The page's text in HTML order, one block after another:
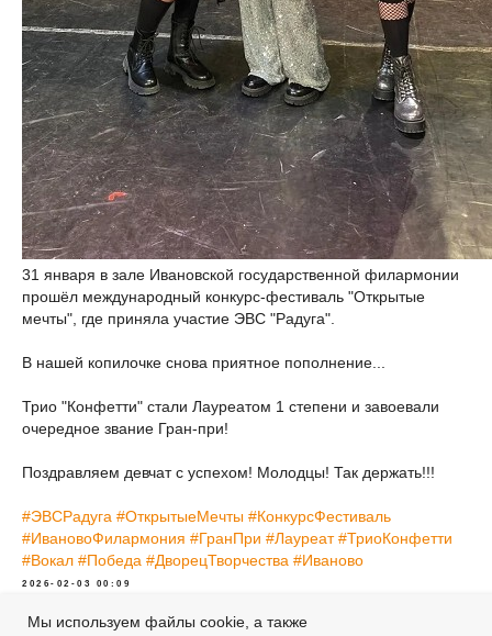
Мы используем файлы cookie, а также
31 января в зале Ивановской государственной филармонии
прошёл международный конкурс-фестиваль "Открытые
мечты", где приняла участие ЭВС "Радуга".
В нашей копилочке снова приятное пополнение...
Трио "Конфетти" стали Лауреатом 1 степени и завоевали
очередное звание Гран-при!
Поздравляем девчат с успехом! Молодцы! Так держать!!!
#ЭВСРадуга #ОткрытыеМечты #КонкурсФестиваль
#ИвановоФилармония #ГранПри #Лауреат #ТриоКонфетти
#Вокал #Победа #ДворецТворчества #Иваново
2026-02-03 00:09